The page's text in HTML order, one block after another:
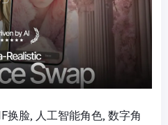
换脸, 人工智能角色, 数字角